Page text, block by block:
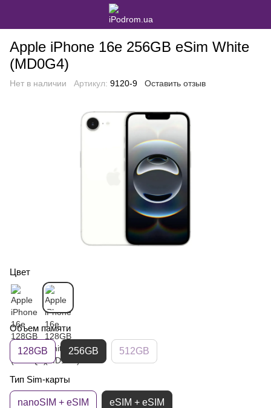
Apple iPhone 16e 256GB eSim White
(MD0G4)
Нет в наличии Артикул: 9120-9 Оставить отзыв
Цвет
Объем памяти
128GB 256GB 512GB
Тип Sim-карты
nanoSIM + eSIM eSIM + eSIM